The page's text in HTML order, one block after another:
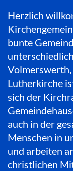
Herzlich
bunte
Volmerswerth,
Lutherkirche
sich der
auch in der
Menschen in
und arbeiten
christlichen